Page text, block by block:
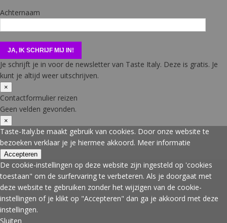
Achternaam
Je schrijft je in voor de newsletter van Taste Italy. Deze is gratis. Je
kunt je altijd weer uitschrijven.
×
Contactformulier reizen
Geen velden gevonden.
×
Taste-Italy.be maakt gebruik van cookies. Door onze website te
bezoeken verklaar je je hiermee akkoord. Meer informatie
Accepteren
De cookie-instellingen op deze website zijn ingesteld op 'cookies
toestaan" om de surfervaring te verbeteren. Als je doorgaat met
deze website te gebruiken zonder het wijzigen van de cookie-
instellingen of je klikt op "Accepteren" dan ga je akkoord met deze
instellingen.
Sluiten